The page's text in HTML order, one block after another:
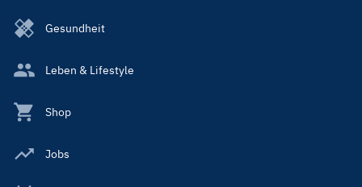
Gesundheit
Leben & Lifestyle
Shop
Jobs